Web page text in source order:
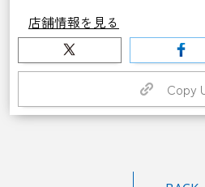
店舗情報を見る
Copy